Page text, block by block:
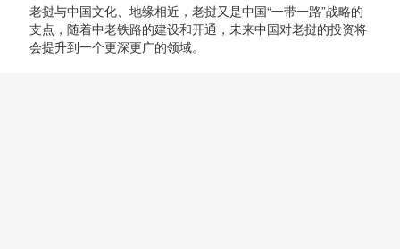
老挝与中国文化、地缘相近，老挝又是中国“一带一路”战略的
支点，随着中老铁路的建设和开通，未来中国对老挝的投资将
会提升到一个更深更广的领域。